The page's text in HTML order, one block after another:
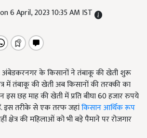
6 April, 2023 10:35 AM IST
अंबेडकरनगर के किसानों ने तंबाकू की खेती शुरू
में तंबाकू की खेती अब किसानों की तरक्की का
इस छह माह की खेती में प्रति बीघा 60 हजार रुपये
इस तरीके से एक तरफ जहांकिसान आर्थिक रूप
क्षेत्र की महिलाओं को भी बड़े पैमाने पर रोजगार